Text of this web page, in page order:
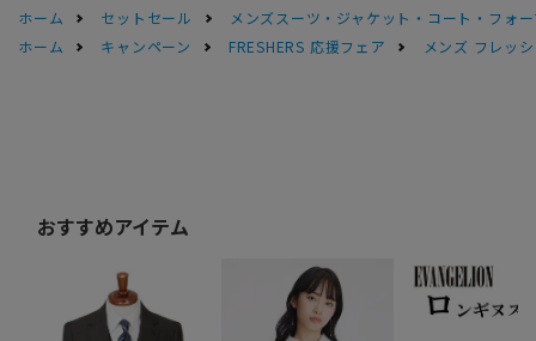
ホーム
セットセール
メンズスーツ・ジャケット・コート・フォ
ホーム
キャンペーン FRESHERS 応援フェア メンズ フレッ